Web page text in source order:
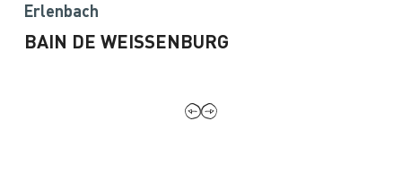
Erlenbach
BAIN DE WEISSENBURG